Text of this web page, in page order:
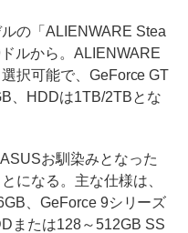
の「ALIENWARE Stea
ルから。ALIENWARE
択可能で、GeForce GT
、HDDは1TB/2TBとな
お馴染みとなった
になる。主な仕様は、
、GeForce 9シリーズ
または128～512GB SS